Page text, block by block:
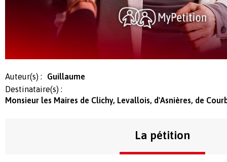
Auteur(s) :
Guillaume
Destinataire(s) :
Monsieur les Maires de Clichy, Levallois, d'Asnières, de
La pétition